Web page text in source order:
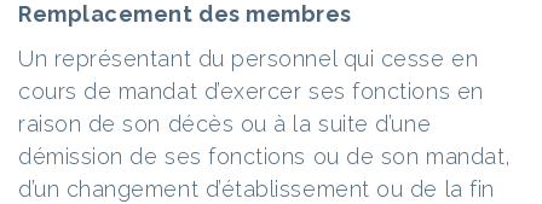
Remplacement des membres
Un représentant du personnel qui cesse en
cours de mandat d’exercer ses fonctions en
raison de son décès ou à la suite d’une
démission de ses fonctions ou de son mandat,
d’un changement d’établissement ou de la fin